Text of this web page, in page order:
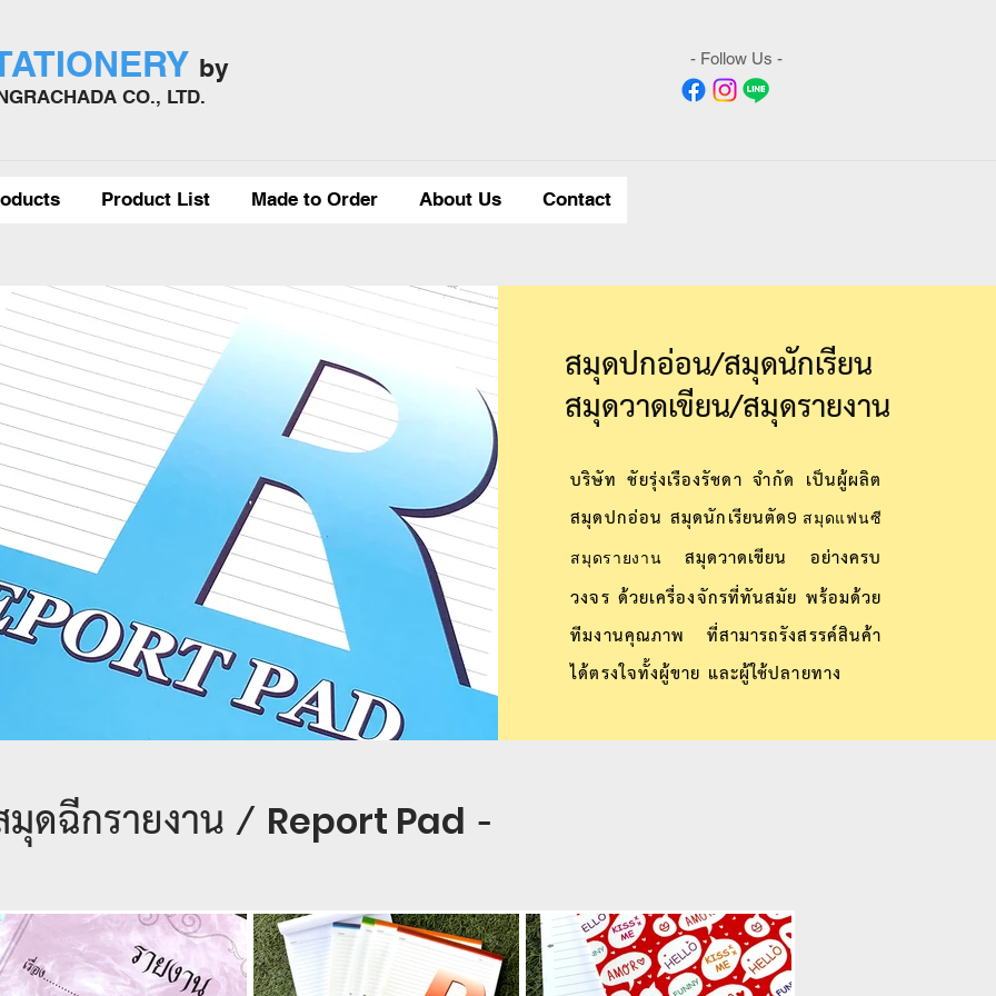
by
CO., LTD.
- Follow Us -
Product List Made to Order About Us Contact
สมุดปกอ่อน/สมุดนักเรียน
สมุดวาดเขียน/สมุดรายงาน
บริษัท ชัยรุ่งเรืองรัชดา จำกัด เป็นผู้ผลิต
สมุดปกอ่อน สมุดนักเรียนตัด9 สมุดแฟนซี
สมุดรายงาน
สมุดวาดเขียน อย่างครบ
วงจร ด้วยเครื่องจักรที่ทันสมัย พร้อมด้วย
ทีมงานคุณภาพ ที่สามารถรังสรรค์สินค้า
ได้ตรงใจทั้งผู้ขาย และผู้ใช้ปลายทาง
ดฉีกรายงาน / Report Pad -